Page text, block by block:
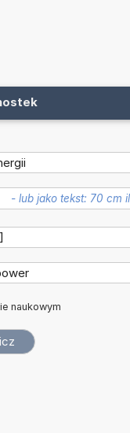
naukowym